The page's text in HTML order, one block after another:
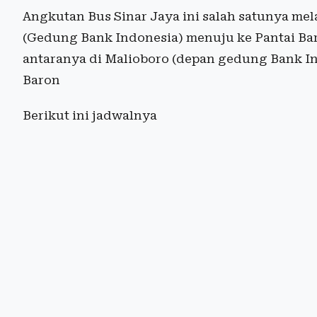
Angkutan Bus Sinar Jaya ini salah satunya
(Gedung Bank Indonesia) menuju ke Pantai
antaranya di Malioboro (depan gedung Bank
Baron
Berikut ini jadwalnya